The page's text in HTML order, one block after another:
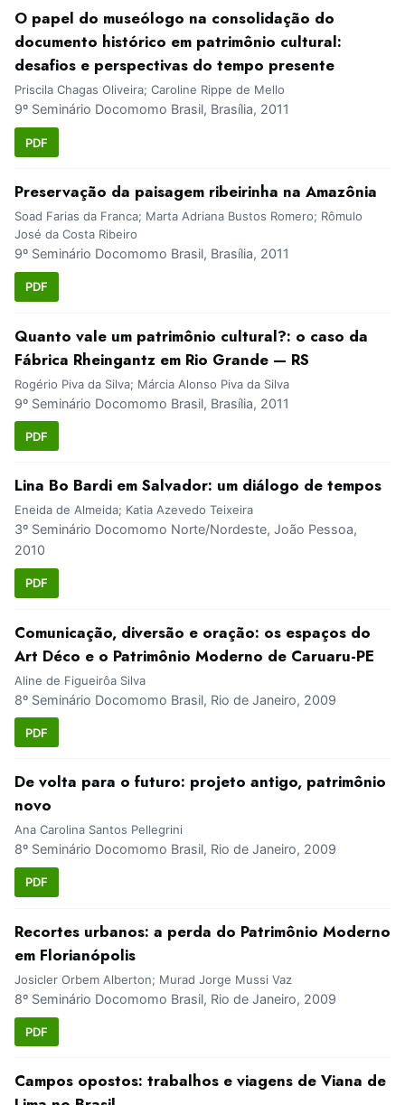
O papel do museólogo na consolidação do
documento histórico em patrimônio cultural:
desafios e perspectivas do tempo presente
Priscila Chagas Oliveira; Caroline Rippe de Mello
9º Seminário Docomomo Brasil, Brasília, 2011
PDF
Preservação da paisagem ribeirinha na Amazônia
Soad Farias da Franca; Marta Adriana Bustos Romero; Rômulo
José da Costa Ribeiro
9º Seminário Docomomo Brasil, Brasília, 2011
PDF
Quanto vale um patrimônio cultural?: o caso da
Fábrica Rheingantz em Rio Grande — RS
Rogério Piva da Silva; Márcia Alonso Piva da Silva
9º Seminário Docomomo Brasil, Brasília, 2011
PDF
Lina Bo Bardi em Salvador: um diálogo de tempos
Eneida de Almeida; Katia Azevedo Teixeira
3º Seminário Docomomo Norte/Nordeste, João Pessoa,
2010
PDF
Comunicação, diversão e oração: os espaços do
Art Déco e o Patrimônio Moderno de Caruaru-PE
Aline de Figueirôa Silva
8º Seminário Docomomo Brasil, Rio de Janeiro, 2009
PDF
De volta para o futuro: projeto antigo, patrimônio
novo
Ana Carolina Santos Pellegrini
8º Seminário Docomomo Brasil, Rio de Janeiro, 2009
PDF
Recortes urbanos: a perda do Patrimônio Moderno
em Florianópolis
Josicler Orbem Alberton; Murad Jorge Mussi Vaz
8º Seminário Docomomo Brasil, Rio de Janeiro, 2009
PDF
Campos opostos: trabalhos e viagens de Viana de